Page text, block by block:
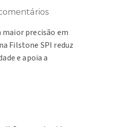
precisão em
Filstone SPI reduz
e apoia a